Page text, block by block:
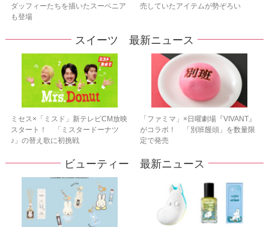
ダッフィーたちを描いたスーベニア
も登場
売していたアイテムが勢ぞろい
スイーツ 最新ニュース
ミセス×「ミスド」新テレビCM放映
スタート！ 「ミスタードーナツ
♪」の替え歌に初挑戦
「ファミマ」×日曜劇場『VIVANT』
がコラボ！ 「別班饅頭」を数量限
定で発売
ビューティー 最新ニュース